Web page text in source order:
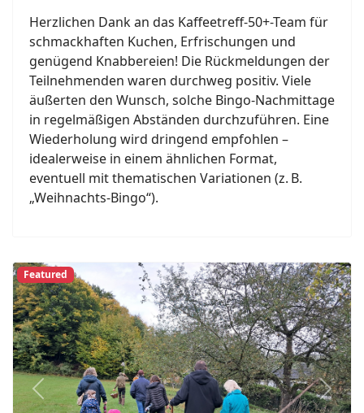
Herzlichen Dank an das Kaffeetreff-50+-Team für
schmackhaften Kuchen, Erfrischungen und
genügend Knabbereien! Die Rückmeldungen der
Teilnehmenden waren durchweg positiv. Viele
äußerten den Wunsch, solche Bingo-Nachmittage
in regelmäßigen Abständen durchzuführen. Eine
Wiederholung wird dringend empfohlen –
idealerweise in einem ähnlichen Format,
eventuell mit thematischen Variationen (z. B.
„Weihnachts-Bingo“).
Previous Next
Featured